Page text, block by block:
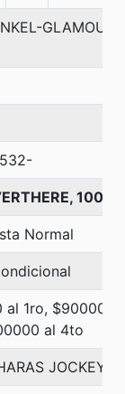
GLAMOUR
1000
Normal
al 1ro, $900000
al 4to
JOCKEY